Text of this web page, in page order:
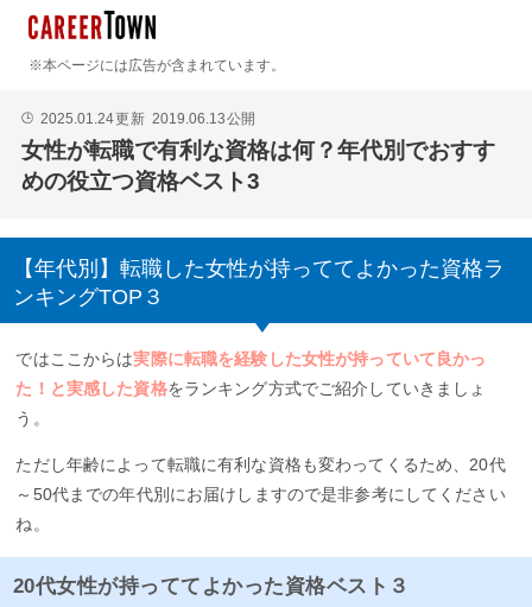
※本ページには広告が含まれています。
🕒 2025.01.24更新 2019.06.13公開
女性が転職で有利な資格は何？年代別でおすす
めの役立つ資格ベスト3
【年代別】転職した女性が持っててよかった資格ラ
ンキングTOP３
ではここからは実際に転職を経験した女性が持っていて良かっ
た！と実感した資格をランキング方式でご紹介していきましょ
う。
ただし年齢によって転職に有利な資格も変わってくるため、20代
～50代までの年代別にお届けしますので是非参考にしてください
ね。
20代女性が持っててよかった資格ベスト３